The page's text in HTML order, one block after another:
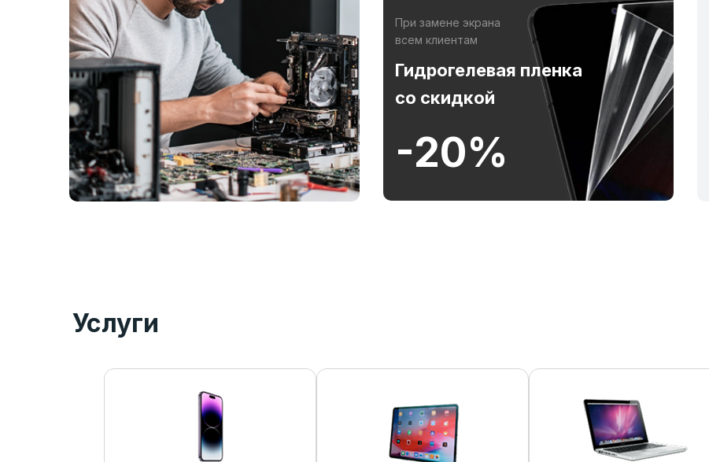
При замене экрана
всем клиентам
Гидрогелевая пленка
со скидкой
-20%
Услуги